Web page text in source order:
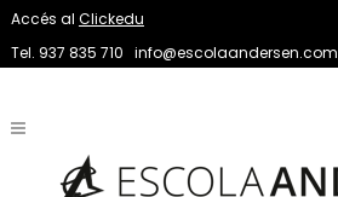
Accés al Clickedu
Tel. 937 835 710 info@escolaandersen.com